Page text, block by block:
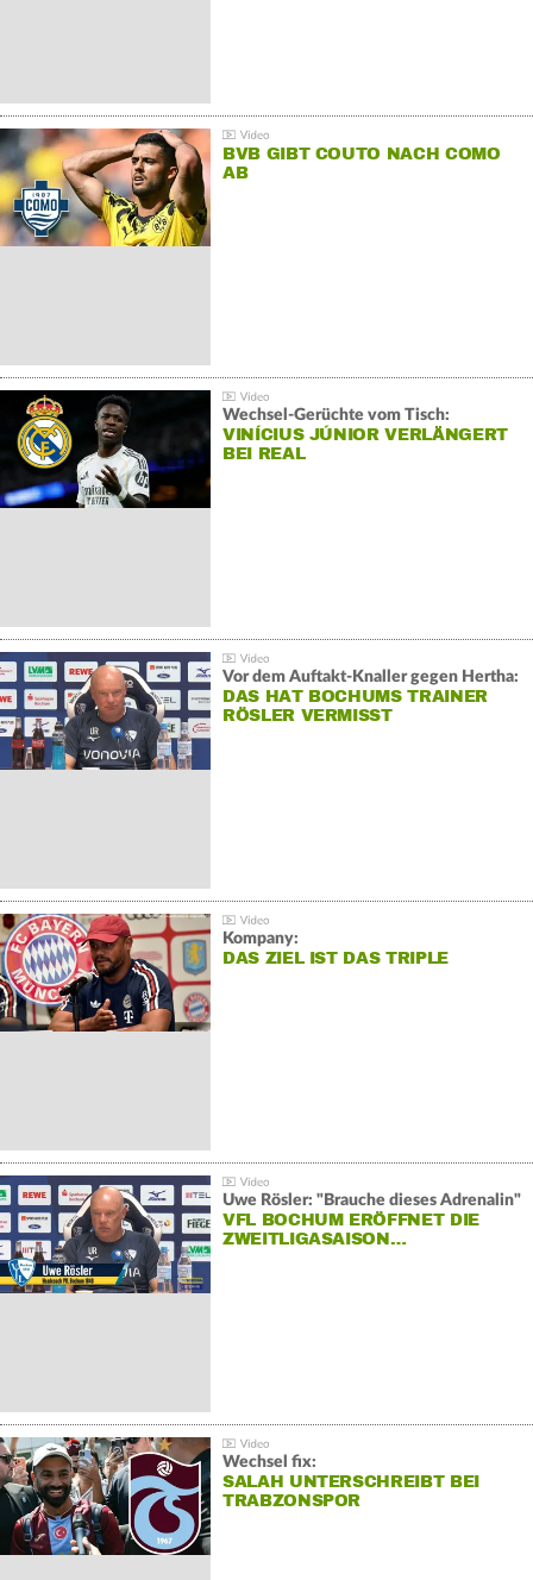
BVB GIBT COUTO NACH COMO
AB
Wechsel-Gerüchte vom Tisch:
VINÍCIUS JÚNIOR VERLÄNGERT
BEI REAL
Vor dem Auftakt-Knaller gegen Hertha:
DAS HAT BOCHUMS TRAINER
RÖSLER VERMISST
Kompany:
DAS ZIEL IST DAS TRIPLE
Uwe Rösler: "Brauche dieses Adrenalin"
VFL BOCHUM ERÖFFNET DIE
ZWEITLIGASAISON…
Wechsel fix:
SALAH UNTERSCHREIBT BEI
TRABZONSPOR